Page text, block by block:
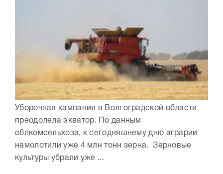
Уборочная кампания в Волгоградской области
преодолела экватор. По данным
облкомсельхоза, к сегодняшнему дню аграрии
намолотили уже 4 млн тонн зерна. Зерновые
культуры убрали уже ...